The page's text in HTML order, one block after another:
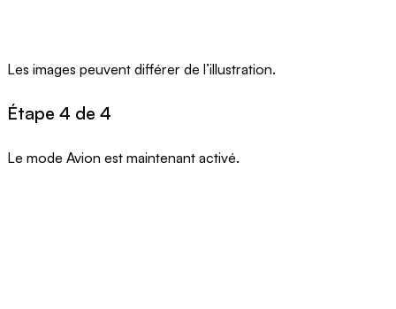
Les images peuvent différer de l’illustration.
Étape 4 de 4
Le mode Avion est maintenant activé.